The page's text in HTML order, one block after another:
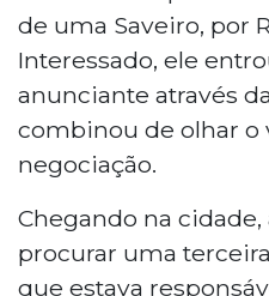
de uma Saveiro, por
Interessado, ele
anunciante através
combinou de olhar o
negociação.
Chegando na
procurar uma
que estava